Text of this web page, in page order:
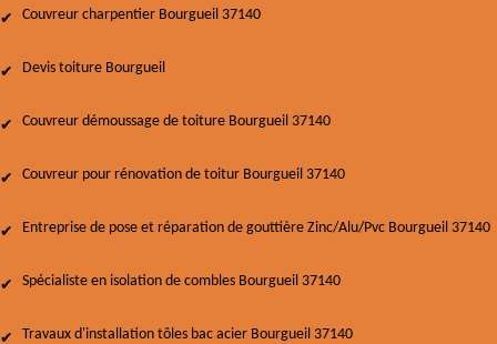
Couvreur charpentier Bourgueil 37140
Devis toiture Bourgueil
Couvreur démoussage de toiture Bourgueil 37140
Couvreur pour rénovation de toitur Bourgueil 37140
Entreprise de pose et réparation de gouttière Zinc/Alu/Pvc Bourgueil 37140
Spécialiste en isolation de combles Bourgueil 37140
Travaux d'installation tôles bac acier Bourgueil 37140